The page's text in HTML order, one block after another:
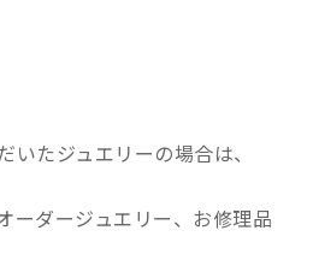
いたジュエリーの場合は、
ーダージュエリー、お修理品